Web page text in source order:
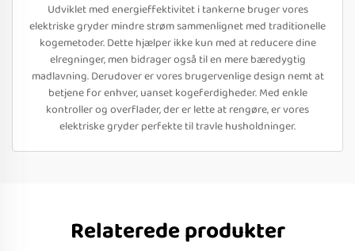
Udviklet med energieffektivitet i tankerne bruger vores
elektriske gryder mindre strøm sammenlignet med traditionelle
kogemetoder. Dette hjælper ikke kun med at reducere dine
elregninger, men bidrager også til en mere bæredygtig
madlavning. Derudover er vores brugervenlige design nemt at
betjene for enhver, uanset kogeferdigheder. Med enkle
kontroller og overflader, der er lette at rengøre, er vores
elektriske gryder perfekte til travle husholdninger.
Relaterede produkter